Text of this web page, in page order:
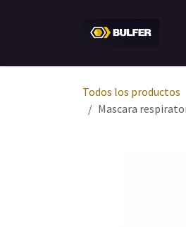
Todos los productos
Mascara